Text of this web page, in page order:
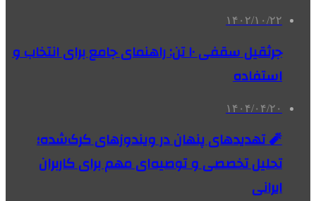
۱۴۰۲/۱۰/۲۲
جرثقیل سقفی ۱۰ تن: راهنمای جامع برای انتخاب و
استفاده
۱۴۰۴/۰۴/۲۰
🧨 تهدیدهای پنهان در ویندوزهای کرک‌شده؛
تحلیل تخصصی و توصیه‌ای مهم برای کاربران
ایرانی